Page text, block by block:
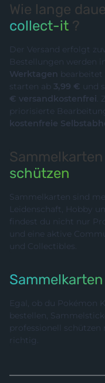
Wie lange
collect-it ?
Der Versand erfolgt
Bestellungen werden
Werktagen bearbeitet
starten ab 3,99 € und
€ versandkostenfrei.
priorisierte
kostenfreie
Sammelkarten
schützen
Sammelkarten sind
Leidenschaft, Hobby
findest du nicht nur
und eine aktive
und Collectibles.
Sammelkarten
Egal, ob du Pokémon
bestellen,
professionell
richtig.